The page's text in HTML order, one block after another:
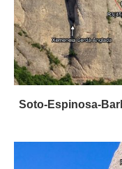
Soto-Espinosa-